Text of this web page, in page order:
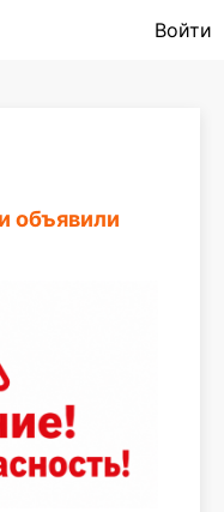
Войти
объявили